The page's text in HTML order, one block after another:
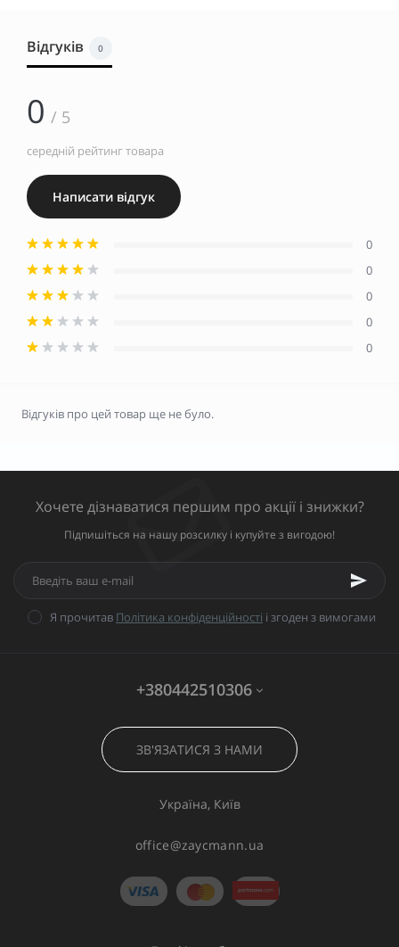
Відгуків 0
0 / 5
середній рейтинг товара
Написати відгук
0
0
0
0
0
Відгуків про цей товар ще не було.
Хочете дізнаватися першим про акції і знижки?
Підпишіться на нашу розсилку і купуйте з вигодою!
Я прочитав Політика конфіденційності і згоден з вимогами
+380442510306
ЗВ'ЯЗАТИСЯ З НАМИ
Україна, Київ
office@zaycmann.ua